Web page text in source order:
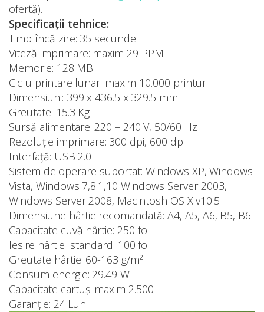
ofertă).
Specificații tehnice:
Timp încălzire: 35 secunde
Viteză imprimare: maxim 29 PPM
Memorie: 128 MB
Ciclu printare lunar: maxim 10.000 printuri
Dimensiuni: 399 x 436.5 x 329.5 mm
Greutate: 15.3 Kg
Sursă alimentare: 220 – 240 V, 50/60 Hz
Rezoluție imprimare: 300 dpi, 600 dpi
Interfață: USB 2.0
Sistem de operare suportat: Windows XP, Windows
Vista, Windows 7,8.1,10 Windows Server 2003,
Windows Server 2008, Macintosh OS X v10.5
Dimensiune hârtie recomandată: A4, A5, A6, B5, B6
Capacitate cuvă hârtie: 250 foi
Iesire hârtie standard: 100 foi
Greutate hârtie: 60-163 g/m²
Consum energie: 29.49 W
Capacitate cartuș: maxim 2.500
Garanție: 24 Luni